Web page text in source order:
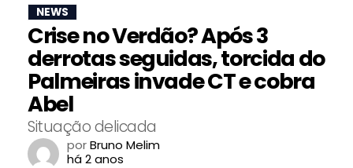
NEWS
Crise no Verdão? Após 3
derrotas seguidas, torcida do
Palmeiras invade CT e cobra
Abel
Situação delicada
porBruno Melim
há 2 anos